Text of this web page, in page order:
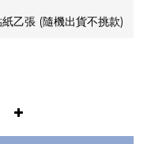
乙張 (隨機出貨不挑款)